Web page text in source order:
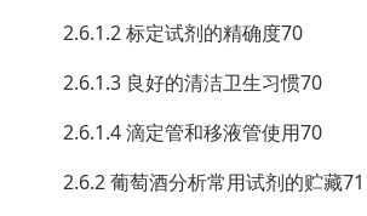
2.6.1.2 标定试剂的精确度70
2.6.1.3 良好的清洁卫生习惯70
2.6.1.4 滴定管和移液管使用70
2.6.2 葡萄酒分析常用试剂的贮藏71